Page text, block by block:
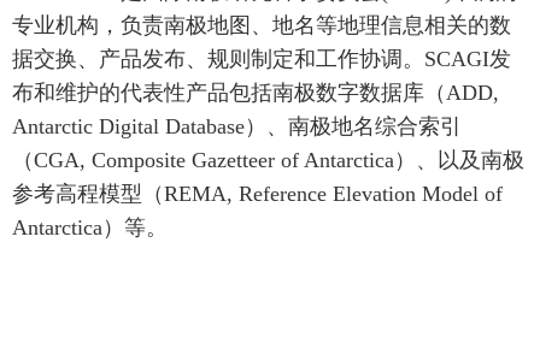
专业机构，负责南极地图、地名等地理信息相关的数
据交换、产品发布、规则制定和工作协调。SCAGI发
布和维护的代表性产品包括南极数字数据库（ ADD,
Antarctic Digital Database） 、南极地名综合索引
（CGA, Composite Gazetteer of Antarctica）、以及南极
参考高程模型（REMA, Reference Elevation Model of
Antarctica）等。